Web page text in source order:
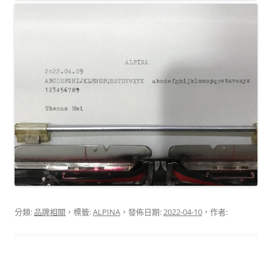
分類: 品牌相關 ，標籤:ALPINA ，發佈日期:2022-04-10 ，作者: